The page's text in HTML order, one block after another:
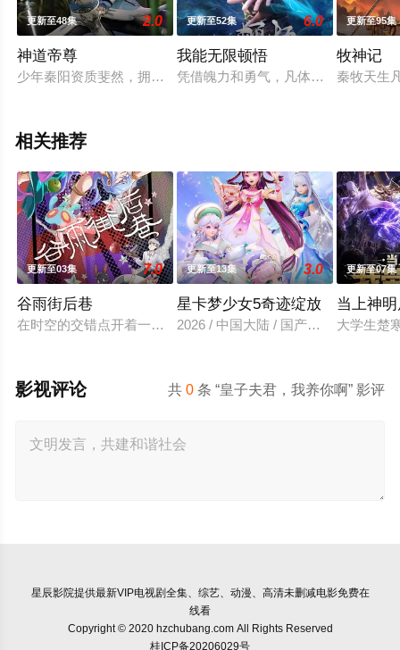
更新至48集 2.0
神道帝尊
少年秦阳资质斐然，拥有令人艳羡的修炼神器“星门”，奈何这
更新至52集 6.0
我能无限顿悟
凭借魄力和勇气，凡体少年萧云在顿
更新至95集
牧神记
秦牧天生
相关推荐
更新至03集 7.0
谷雨街后巷
在时空的交错点开着一间酒馆——谷雨街后巷。 无论城市的角落
更新至13集 3.0
星卡梦少女5奇迹绽放
2026 / 中国大陆 / 国产动漫
更新至07集
当上神
大学生楚
共0 条 “皇子夫君，我养你啊” 影评
影视评论
星辰影院提供最新VIP电视剧全集、综艺、动漫、高清未删减电影免费在
线看
Copyright © 2020 hzchubang.com All Rights Reserved
桂ICP备20206029号